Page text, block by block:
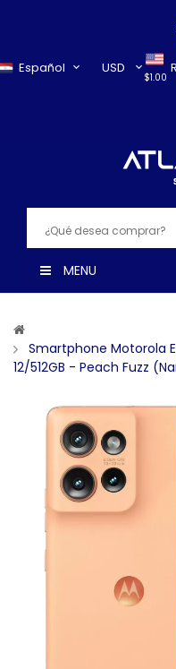
Español USD
$1.00
MENU
Smartphone Motorola
12/512GB - Peach Fuzz